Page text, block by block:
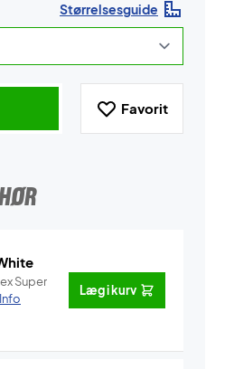
Størrelsesguide
Favorit
Super
Info
Læg i kurv